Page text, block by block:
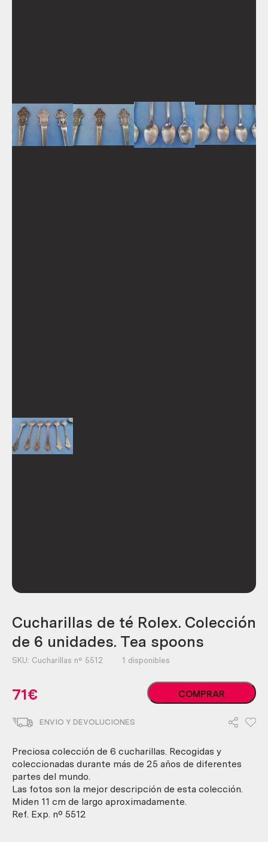
Cucharillas de té Rolex. Colección
de 6 unidades. Tea spoons
SKU: Cucharillas nº 5512 1 disponibles
71€
Cucharillas
de
de
6
Tea
spoons
COMPRAR
ENVIO Y DEVOLUCIONES
Preciosa colección de 6 cucharillas. Recogidas y
coleccionadas durante más de 25 años de diferentes
partes del mundo.
Las fotos son la mejor descripción de esta colección.
Miden 11 cm de largo aproximadamente.
Ref. Exp. nº 5512